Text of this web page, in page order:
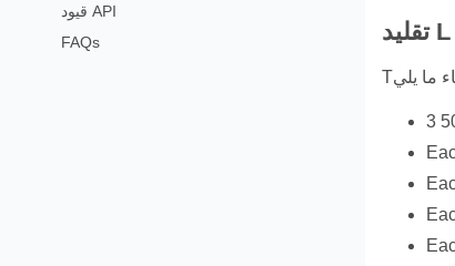
قيود API
FAQs
تقليد L